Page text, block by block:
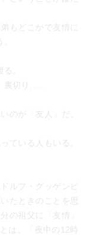
もどこかで友情に
。
裏切り……
のが「友人」だ、
ている人もいる。
ルフ・グッゲンビ
たときのことを思
の祖父に「友情」
は、「夜中の12時